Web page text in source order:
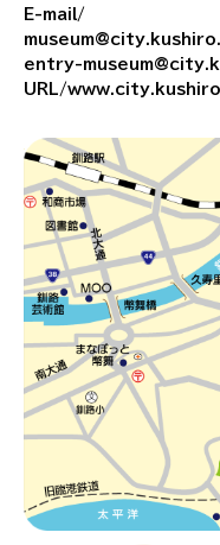
E-mail/
entry-
URL/